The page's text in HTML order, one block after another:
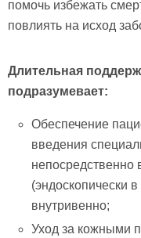
помочь избежать
повлиять на исход
Длительная
подразумевает:
Обеспечение
введения
непосредственно
(эндоскопически
внутривенно;
Уход за кожными